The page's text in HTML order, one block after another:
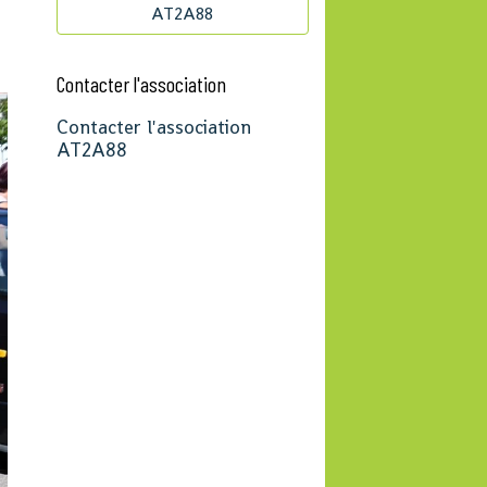
AT2A88
Contacter l'association
Contacter l'association
AT2A88